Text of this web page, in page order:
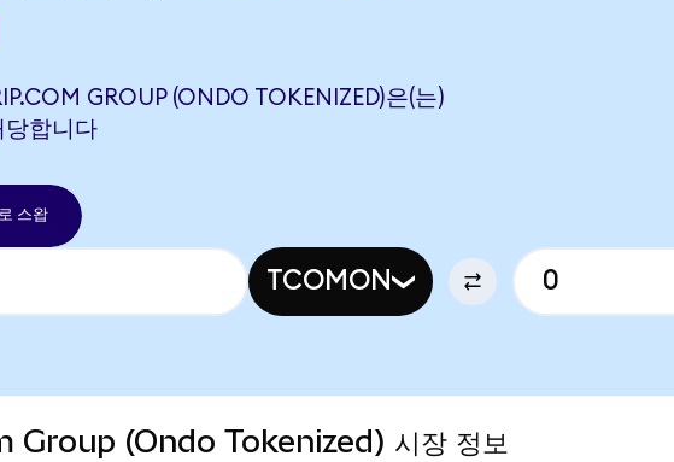
GROUP (ONDO TOKENIZED)은(는)
당합니다
스왑
TCOMON
Group (Ondo Tokenized) 시장 정보